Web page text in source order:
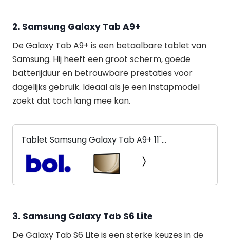
2. Samsung Galaxy Tab A9+
De Galaxy Tab A9+ is een betaalbare tablet van
Samsung. Hij heeft een groot scherm, goede
batterijduur en betrouwbare prestaties voor
dagelijks gebruik. Ideaal als je een instapmodel
zoekt dat toch lang mee kan.
Tablet Samsung Galaxy Tab A9+ 11"
Snapdragon 695 6 GB RAM 128 GB Zilverkleurig
3. Samsung Galaxy Tab S6 Lite
De Galaxy Tab S6 Lite is een sterke keuzes in de